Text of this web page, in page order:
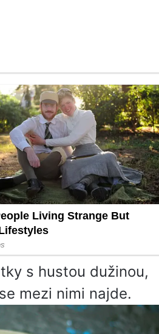
s hustou dužinou,
mezi nimi najde.